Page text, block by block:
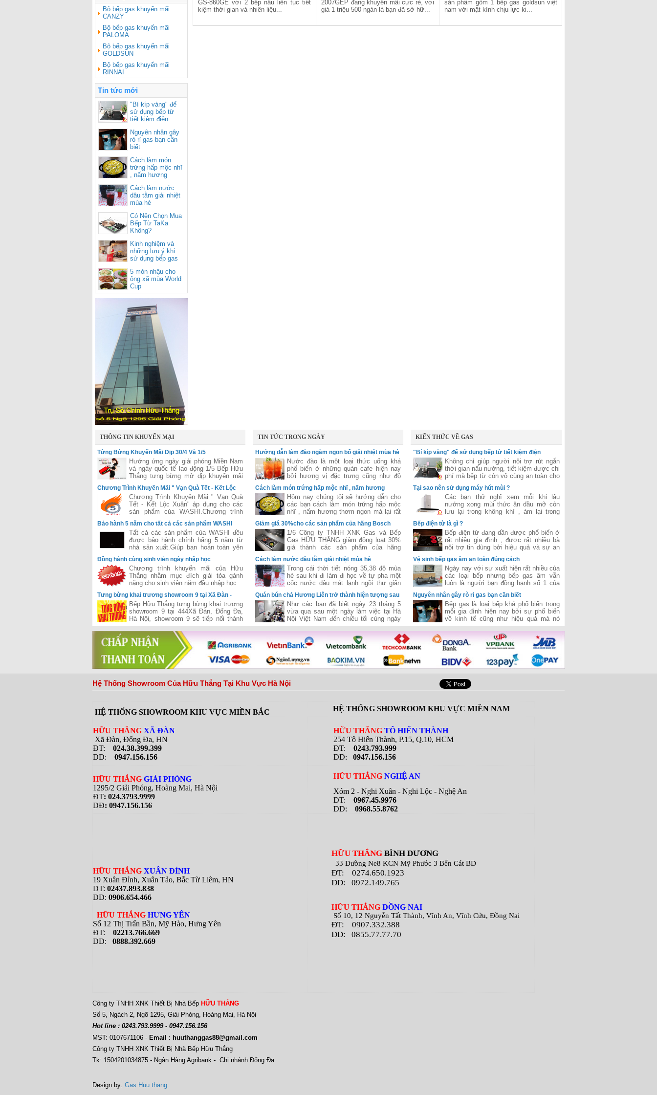
Bộ bếp gas khuyến mãi
CANZY
Bộ bếp gas khuyến mãi
PALOMA
Bộ bếp gas khuyến mãi
GOLDSUN
Bộ bếp gas khuyến mãi
RINNAI
Tin tức mới
"Bí kíp vàng" để
sử dụng bếp từ
tiết kiệm điện
Nguyên nhân gây
rò rỉ gas bạn cần
biết
Cách làm món
trứng hấp mộc nhĩ
, nấm hương
Cách làm nước
dâu tằm giải nhiệt
mùa hè
Có Nên Chọn Mua
Bếp Từ TaKa
Không?
Kinh nghiệm và
những lưu ý khi
sử dụng bếp gas
nóng
5 món nhậu cho
ông xã mùa World
Cup
GS-860GE với 2 bếp nấu liên tục tiết
kiệm thời gian và nhiên liệu...
2007GEP đang khuyến mãi cực rẻ, với
giá 1 triệu 500 ngàn là bạn đã sở hữ...
sản phẩm gồm 1 bếp gas goldsun việt
nam với mặt kính chịu lực ki...
THÔNG TIN KHUYẾN MẠI
Từng Bừng Khuyến Mãi Dịp 30/4 Và 1/5
Hướng ứng ngày giải phóng Miền Nam
và ngày quốc tế lao động 1/5 Bếp Hữu
Thắng tưng bừng mở dịp khuyến mãi
lớn áp dụng cho tất các hệ thống của
Hữu Thắng trên toàn quốc
Chương Trình Khuyến Mãi " Vạn Quà Tết - Kết Lộc
Chương Trình Khuyến Mãi " Vạn Quà
Tết - Kết Lộc Xuân" áp dụng cho các
sản phẩm của WASHI.Chương trình
được đánh giá là lớn nhất năm 2015
của hãng WASHI
Bảo hành 5 năm cho tất cả các sản phẩm WASHI
Tất cả các sản phẩm của WASHI đều
được bảo hành chính hãng 5 năm từ
nhà sản xuất.Giúp bạn hoàn toàn yên
tâm trong suốt quá trình sử dụng.
Đồng hành cùng sinh viên ngày nhập học
Chương trình khuyến mãi của Hữu
Thắng nhằm mục đích giải tỏa gánh
nặng cho sinh viên năm đầu nhập học
Tưng bừng khai trương showroom 9 tại Xã Đàn -
Đống Đa - Hà NộiBếp Hữu Thắng tưng bừng khai trương
showroom 9 tại 444Xã Đàn, Đống Đa,
Hà Nội, showroom 9 sẽ tiếp nối thành
công của chuỗi siêu thị của Hữu Thắng
đã khai trương và hiện đang vận hành
hiệu quả trên cả hai miền Nam-Bắc,
đưa Hữu Thắng gần hơn với vị trí nhà
phân phối hàng đầu bếp và thiết bị bếp
tại Việt Nam
TIN TỨC TRONG NGÀY
Hướng dẫn làm đào ngâm ngon bổ giải nhiệt mùa hè
Nước đào là một loại thức uống khá
phổ biến ở những quán cafe hiện nay
bởi hương vị đặc trưng cũng như độ
hấp dẫn của loại thức uống này .
Cách làm món trứng hấp mộc nhĩ , nấm hương
Hôm nay chúng tôi sẽ hướng dẫn cho
các bạn cách làm món trứng hấp mộc
nhĩ , nấm hương thơm ngon mà lại rất
Giảm giá 30%cho các sản phẩm của hãng Bosch
1/6 Công ty TNHH XNK Gas và Bếp
Gas HỮU THẮNG giảm đồng loạt 30%
giá thành các sản phẩm của hãng
Bosch một hãng nội thất nhà bếp nổi
tiếng đến từ nước Đức .
Cách làm nước dâu tằm giải nhiệt mùa hè
Trong cái thời tiết nóng 35,38 độ mùa
hè sau khi đi làm đi học về tự pha một
cốc nước dâu mát lạnh ngồi thư giãn
thì còn gì bằng
Quán bún chả Hương Liên trở thành hiện tượng sau
khi đón Tổng Thống Obama
Như các bạn đã biết ngày 23 tháng 5
vừa qua sau một ngày làm việc tại Hà
Nội Việt Nam đến chiều tối cùng ngày
tổng thống Mỹ Obama đã ghé thăm
quán bún chả Hương Liên ở Hà Nội .
KIẾN THỨC VỀ GAS
"Bí kíp vàng" để sử dụng bếp từ tiết kiệm điện
Không chỉ giúp người nội trợ rút ngắn
thời gian nấu nướng, tiết kiệm được chi
phí mà bếp từ còn vô cùng an toàn cho
người sử dụng.
Tại sao nên sử dụng máy hút mùi ?
Các bạn thử nghĩ xem mỗi khi lâu
nướng xong mùi thức ăn dầu mỡ còn
lưu lại trong không khí , ám lại trong
phòng cho chúng ta cảm giác rất là ngột
ngạt và khó chịu . Chưa kể nếu như
hôm nào nhà bạn ăn những đồ ăn có
mùi nồng tanh như cá , mắm tôm , dầu
rán ,... thì cảm giác khó chịu khó thở vô
cùng. Làm cho bữa ăn của chúng ta trở
nên mất ngon
Bếp điện từ là gì ?
Bếp điện từ đang dần được phổ biến ở
rất nhiều gia đình , được rất nhiều bà
nội trợ tin dùng bởi hiệu quả và sự an
toàn tiết kiệm nó mang lại .Nhưng rất
nhiều người còn băn khoăn bếp điện từ
là loại bếp như nào ? Liệu nó có giống
bếp từ ? Hôm nay chúng tôi sẽ giải
thích cho bạn ?
Vệ sinh bếp gas âm an toàn đúng cách
Ngày nay với sự xuất hiện rất nhiều của
các loại bếp nhưng bếp gas âm vẫn
luôn là người bạn đồng hạnh số 1 của
các bà nội trợ bởi nó hiệu quả và tiết
kiệm chi phí . Thế nhưng sau 1 thời
gian đun nấu với nhiều vết dầu mỡ ,
thức ăn bám vào khiến bếp xuống cấp
làm tuổi thọ của bếp giảm đi nếu bạn
không biết vệ sinh bếp đúng cách
Nguyên nhân gây rò rỉ gas bạn cần biết
Bếp gas là loại bếp khá phổ biến trong
mỗi gia đình hiện nay bởi sự phổ biến
về kinh tế cũng như hiệu quả mà nó
mang lại . Bên cạnh đó trong quá trình
sử dụng cũng có rất nhiều nguyên nhân
khiến gas bị rò rì đem lại nhưng mối
nguy hiểm tiềm ẩn
Hệ Thống Showroom Của Hữu Thắng Tại Khu Vực Hà Nội
HỆ THỐNG SHOWROOM KHU VỰC MIỀN BẮC HỆ THỐNG SHOWROOM KHU VỰC MIỀN NAM
HỮU THẮNG XÃ ĐÀN
Xã Đàn, Đống Đa, HN
ĐT: 024.38.399.399
DD:
0947.156.156
HỮU THẮNG TÔ HIẾN THÀNH
254 Tô Hiến Thành, P.15, Q.10, HCM
ĐT: 0243.793.999
DD: 0947.156.156
HỮU THẮNG GIẢI PHÓNG
1295/2 Giải Phóng, Hoàng Mai, Hà Nội
ĐT: 024.3793.9999
DĐ: 0947.156.156
HỮU THẮNG NGHỆ AN
Xóm 2 - Nghi Xuân - Nghi Lộc - Nghệ An
ĐT: 0967.45.9976
DD: 0968.55.8762
HỮU THẮNG XUÂN ĐỈNH
19 Xuân Đỉnh, Xuân Tảo, Bắc Từ Liêm, HN
DT: 02437.893.838
DD: 0906.654.466
HỮU THẮNG HƯNG YÊN
Số 12 Thị Trấn Bần, Mỹ Hào, Hưng Yên
ĐT: 02213.766.669
DD: 0888.392.669
HỮU THẮNG BÌNH DƯƠNG
33 Đường Ne8 KCN Mỹ Phước 3 Bến Cát BD
ĐT:
0274.650.1923
DD: 0972.149.765
HỮU THẮNG ĐỒNG NAI
Số 10, 12 Nguyễn Tất Thành, Vĩnh An, Vĩnh Cửu, Đồng Nai
ĐT:
0907.332.388
DD: 0855.77.77.70
Công ty TNHH XNK Thiết Bị Nhà Bếp HỮU THẮNG
Số 5, Ngách 2, Ngõ 1295, Giải Phóng, Hoàng Mai, Hà Nội
Hot line : 0243.793.9999 - 0947.156.156
MST: 0107671106 - Email : huuthanggas88@gmail.com
Công ty TNHH XNK Thiết Bị Nhà Bếp Hữu Thắng
Tk: 1504201034875 - Ngân Hàng Agribank - Chi nhánh Đống Đa
Design by: Gas Huu thang